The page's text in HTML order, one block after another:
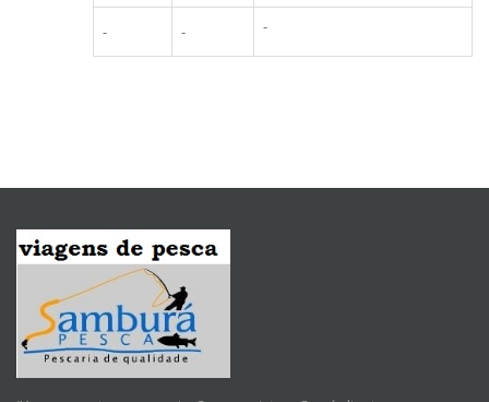
- - -